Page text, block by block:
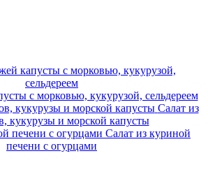
с морковью, кукурузой, сельдереем
Салат из
кукурузы и морской капусты
Салат из куриной
печени с огурцами